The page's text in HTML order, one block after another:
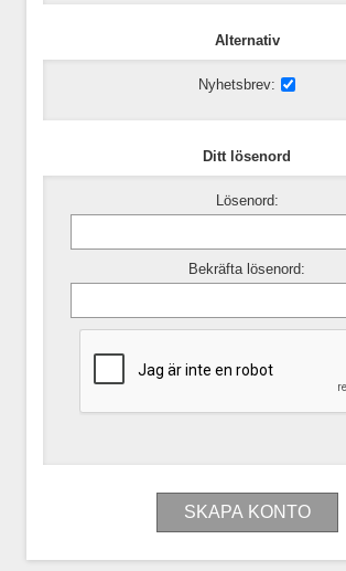
Alternativ
Nyhetsbrev:
Ditt lösenord
Lösenord:
Bekräfta lösenord: